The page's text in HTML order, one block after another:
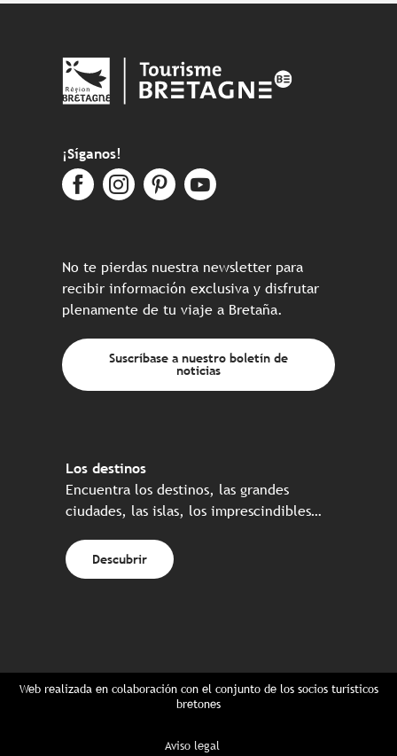
¡Síganos!
No te pierdas nuestra newsletter para
recibir información exclusiva y disfrutar
plenamente de tu viaje a Bretaña.
Suscríbase a nuestro boletín de
noticias
Los destinos
Encuentra los destinos, las grandes
ciudades, las islas, los imprescindibles…
Descubrir
Web realizada en colaboración con el conjunto de los socios turísticos
bretones
Aviso legal